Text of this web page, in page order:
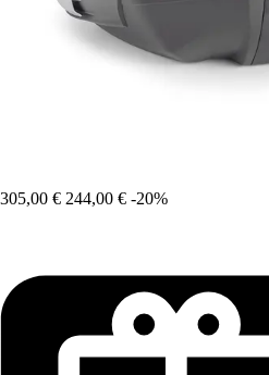
305,00 € 244,00 € -20%